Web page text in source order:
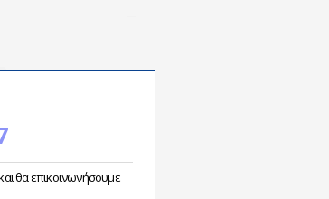
θα επικοινωνήσουμε